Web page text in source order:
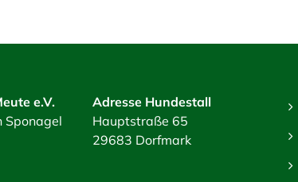
e.V.
Sponagel
Adresse Hundestall
Hauptstraße 65
29683 Dorfmark